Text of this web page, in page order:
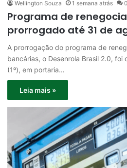
Wellington Souza 1 semana atrás 0
Programa de
prorrogado até 31 de
A prorrogação do programa de
bancárias, o Desenrola Brasil 2.0, foi
(1º), em portaria…
Leia mais »